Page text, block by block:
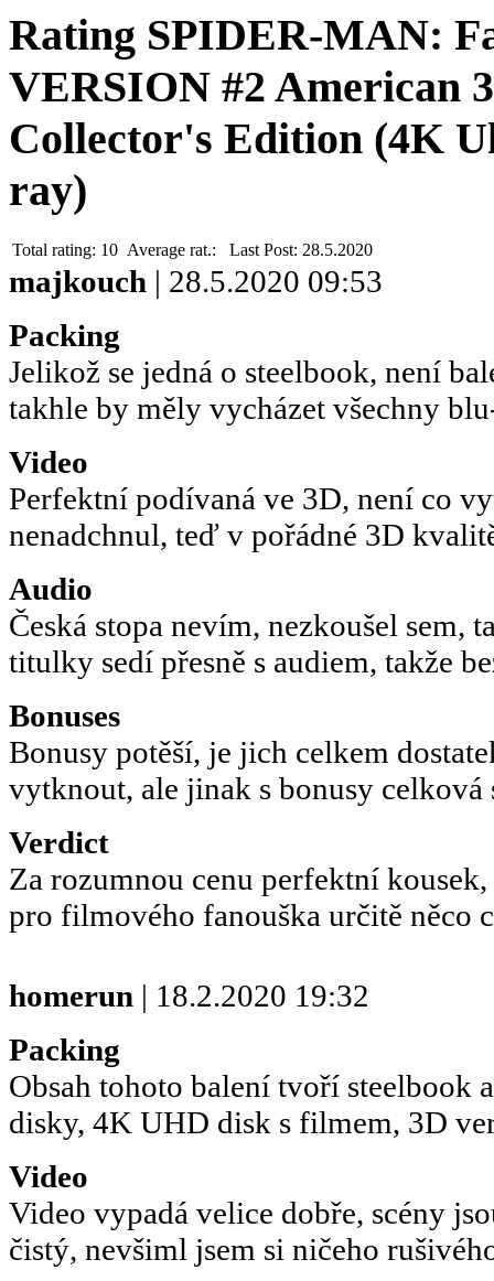
Rating SPIDER-MAN:
VERSION #2 American
Collector's Edition (4K
ray)
Total rating: 10 Average rat.: Last Post: 28.5.2020
majkouch | 28.5.2020 09:53
Packing
Jelikož se jedná o steelbook, není
takhle by měly vycházet všechny
Video
Perfektní podívaná ve 3D, není co
nenadchnul, teď v pořádné 3D
Audio
Česká stopa nevím, nezkoušel sem,
titulky sedí přesně s audiem, takže
Bonuses
Bonusy potěší, je jich celkem
vytknout, ale jinak s bonusy celková
Verdict
Za rozumnou cenu perfektní
pro filmového fanouška určitě něco
homerun | 18.2.2020 19:32
Packing
Obsah tohoto balení tvoří steelbook
disky, 4K UHD disk s filmem, 3D
Video
Video vypadá velice dobře, scény
čistý, nevšiml jsem si ničeho